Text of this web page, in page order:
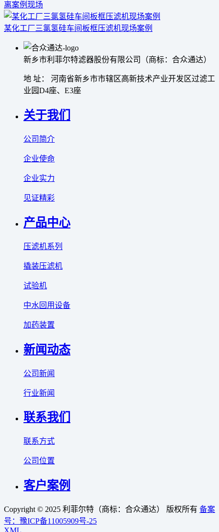
离案例现场
某化工厂三氯氢硅车间板框压滤机现场案例
新乡市利菲尔特滤器股份有限公司（商标：合众通达）
地 址： 河南省新乡市市辖区高新技术产业开发区过滤工
业园D4座、E3座
关于我们
公司简介
企业使命
企业实力
见证精彩
产品中心
压滤机系列
撬装压滤机
试验机
中水回用设备
加药装置
新闻动态
公司新闻
行业新闻
联系我们
联系方式
公司位置
客户案例
Copyright © 2025 利菲尔特（商标：合众通达） 版权所有 备案
号：豫ICP备11005909号-25